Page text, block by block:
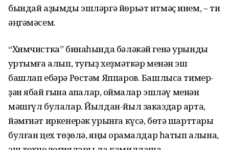
бындай аҙымды эшләргә йөрьәт итмәҫ инем, – ти
әңгәмәсем.
“Химчистка” бинаһында бәләкәй генә урынды
ҡуртымға алып, туғыҙ хеҙмәткәр менән эш
башлап ебәрә Рөстәм Яппаров. Башлыса тимер­
ҙән ябай ғына ҡапҡалар, ҡоймалар эшләү менән
мәшғүл булалар. Йылдан-йыл заказдар арта,
йәмғиәт иркенерәк урынға күсә, бөтә шарттары
булған цех төҙөлә, яңы ҡора­мал­дар һатып алына,